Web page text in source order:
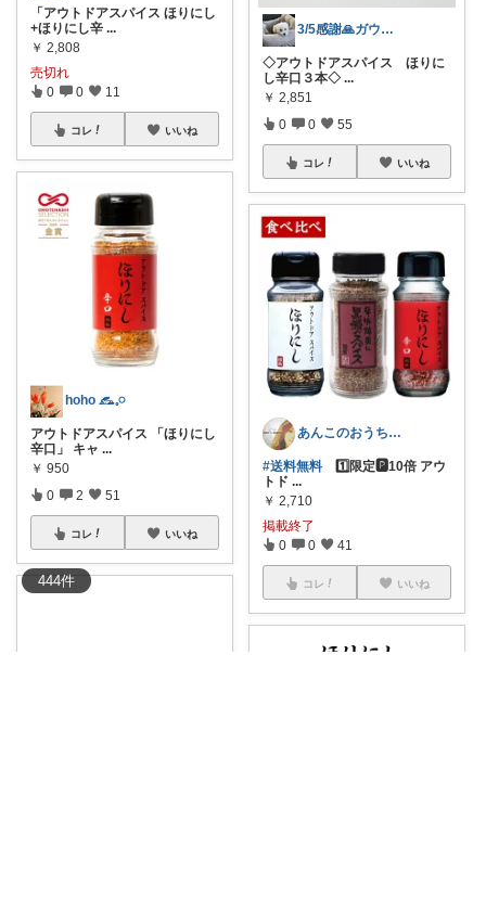
444件
「アウトドアスパイス ほりにし
+ほりにし辛 ...
￥ 2,808
売切れ
0 0 11
コレ いいね
hoho 𓃺𓈒𓏸
アウトドアスパイス 「ほりにし
辛口」 キャ ...
￥ 950
0 2 51
コレ いいね
3/5感謝🙏ガウ犬と、暮らしを整える
◇アウトドアスパイス ほりに
し辛口３本◇ ...
￥ 2,851
0 0 55
コレ いいね
あんこのおうち🏡お世話になりました🙇
#送料無料 1️⃣限定🅿️10倍 アウ
トド ...
￥ 2,710
掲載終了
0 0 41
コレ いいね